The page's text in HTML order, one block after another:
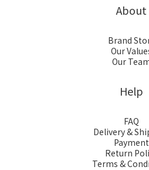
About
Brand
Our
Our
Help
FAQ
Delivery &
Payment
Return
Terms &